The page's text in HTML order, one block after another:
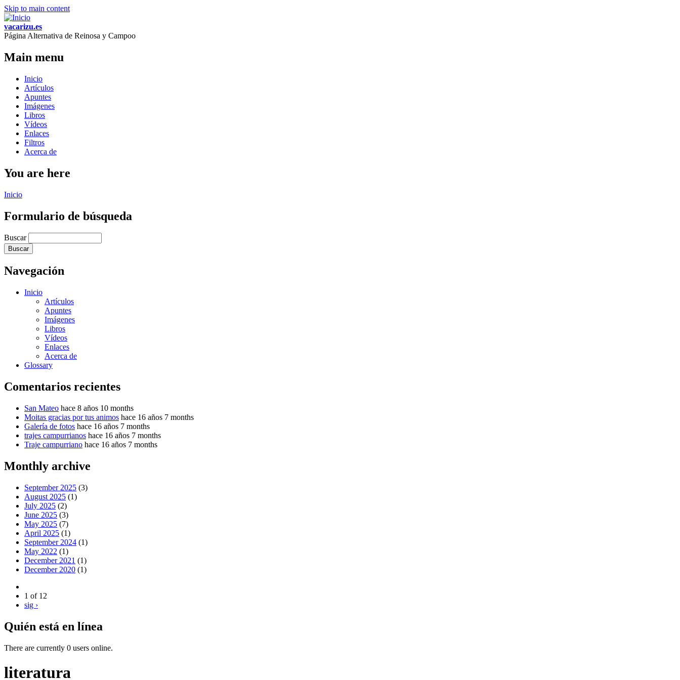
Skip to main content
vacarizu.es
Página Alternativa de Reinosa y Campoo
Main menu
Inicio
Artículos
Apuntes
Imágenes
Libros
Vídeos
Enlaces
Filtros
Acerca de
You are here
Inicio
Formulario de búsqueda
Buscar
Navegación
Inicio
Artículos
Apuntes
Imágenes
Libros
Vídeos
Enlaces
Acerca de
Glossary
Comentarios recientes
San Mateo hace 8 años 10 months
Moitas gracias por tus animos hace 16 años 7 months
Galería de fotos hace 16 años 7 months
trajes campurrianos hace 16 años 7 months
Traje campurriano hace 16 años 7 months
Monthly archive
September 2025 (3)
August 2025 (1)
July 2025 (2)
June 2025 (3)
May 2025 (7)
April 2025 (1)
September 2024 (1)
May 2022 (1)
December 2021 (1)
December 2020 (1)
1 of 12
sig ›
Quién está en línea
There are currently 0 users online.
literatura